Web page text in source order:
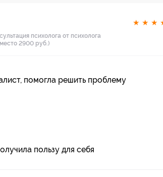
★ ★ ★
психолога от психолога
2900 руб.)
помогла решить проблему
пользу для себя